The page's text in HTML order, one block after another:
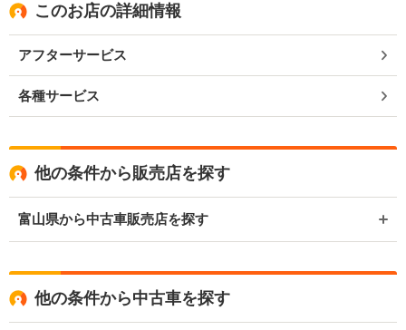
このお店の詳細情報
アフターサービス
各種サービス
他の条件から販売店を探す
富山県から中古車販売店を探す
他の条件から中古車を探す